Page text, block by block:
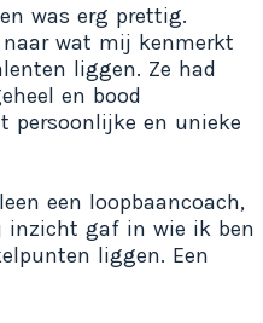
was erg prettig.
naar wat mij kenmerkt
liggen. Ze had
en bood
persoonlijke en unieke
een loopbaancoach,
inzicht gaf in wie ik ben
liggen. Een